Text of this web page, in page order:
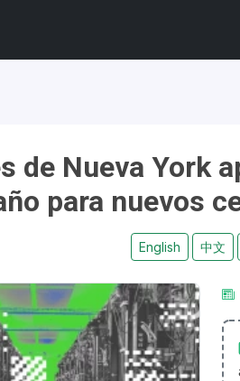
de Nueva York
para nuevos
English 中文